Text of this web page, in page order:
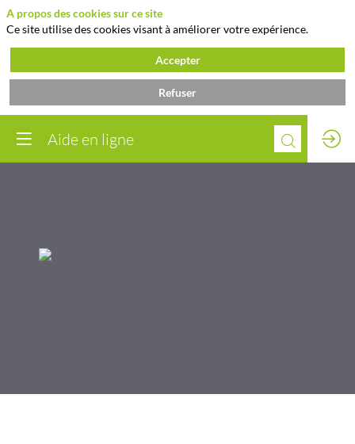
Aide en ligne
A propos des cookies sur ce site
Ce site utilise des cookies visant à améliorer votre expérience.
Accepter
Refuser